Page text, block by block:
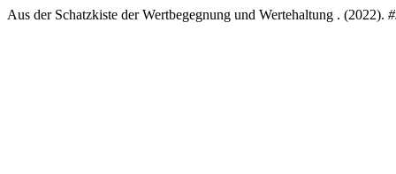
Aus der Schatzkiste der Wertbegegnung und Wertehaltung . (2022).